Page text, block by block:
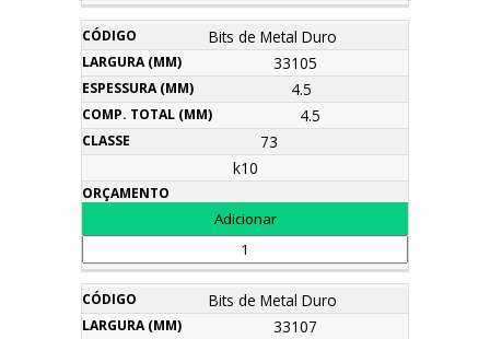
Bits de Metal Duro
33105
4.5
4.5
73
k10
Bits de Metal Duro
33107